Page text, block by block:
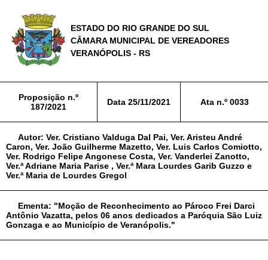
ESTADO DO RIO GRANDE DO SUL
CÂMARA MUNICIPAL DE VEREADORES
VERANÓPOLIS - RS
Proposição n.º
187/2021
Data 25/11/2021 Ata n.º 0033
Autor: Ver. Cristiano Valduga Dal Pai, Ver. Aristeu André
Caron, Ver. João Guilherme Mazetto, Ver. Luis Carlos Comiotto,
Ver. Rodrigo Felipe Angonese Costa, Ver. Vanderlei Zanotto,
Ver.ª Adriane Maria Parise , Ver.ª Mara Lourdes Garib Guzzo e
Ver.ª Maria de Lourdes Gregol
Ementa: "Moção de Reconhecimento ao Pároco Frei Darci
Antônio Vazatta, pelos 06 anos dedicados a Paróquia São Luiz
Gonzaga e ao Município de Veranópolis."